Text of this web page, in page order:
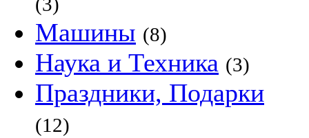
Машины (8)
Наука и Техника (3)
Праздники, Подарки
(12)